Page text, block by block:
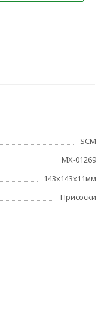
SCM
МХ-01269
143х143x11мм
Присоски